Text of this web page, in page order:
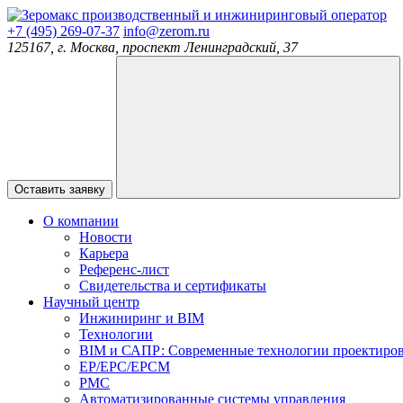
производственный и инжиниринговый оператор
+7 (495) 269-07-37 info@zerom.ru
125167, г. Москва, проспект Ленинградский, 37
Оставить заявку
О компании
Новости
Карьера
Референс-лист
Свидетельства и сертификаты
Научный центр
Инжиниринг и BIM
Технологии
BIM и САПР: Современные технологии
EP/EPC/EPCM
PMC
Автоматизированные системы управления